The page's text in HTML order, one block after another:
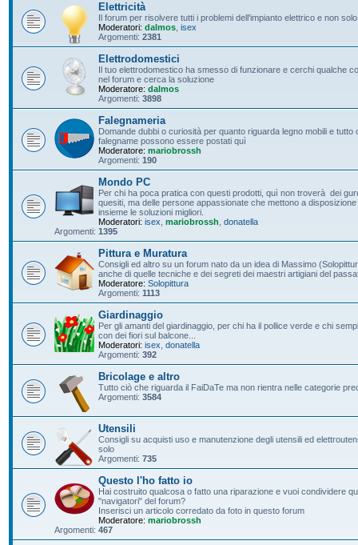
Elettricità
Il forum per risolvere tutti i problemi dell'impianto elettrico e non solo
Moderatori: dalmos isex
Argomenti: 2381
Elettrodomestici
Il tuo elettrodomestico ha smesso di funzionare e cerchi qualche
nel forum e cerca la soluzione
Moderatore: dalmos
Argomenti: 3898
Falegnameria
Domande dubbi o curiosità per quanto riguarda legno mobili e tutto
falegname possono essere postati quì
Moderatore: mariobrossh
Argomenti: 190
Mondo PC
Per chi ha poca pratica con questi prodotti, quì non troverà dei
quesiti, ma delle persone appassionate che mettono a
insieme le soluzioni migliori.
Moderatori: isex mariobrossh donatella
Argomenti: 1395
Pittura e Muratura
Consigli ed altro su un forum nato da un idea di Massimo
anche di quelle tecniche e dei segreti dei maestri artigiani del
Moderatore: Solopittura
Argomenti: 1113
Giardinaggio
Per gli amanti del giardinaggio, per chi ha il pollice verde e chi
con dei fiori sul balcone...
Moderatori: isex donatella
Argomenti: 392
Bricolage e altro
Tutto ciò che riguarda il FaiDaTe ma non rientra nelle categorie
Argomenti: 3584
Utensili
Consigli su acquisti uso e manutenzione degli utensili ed
solo
Argomenti: 735
Questo l'ho fatto io
Hai costruito qualcosa o fatto una riparazione e vuoi condividere
"navigatori" del forum?
Inserisci un articolo corredato da foto in questo forum
Moderatore: mariobrossh
Argomenti: 467